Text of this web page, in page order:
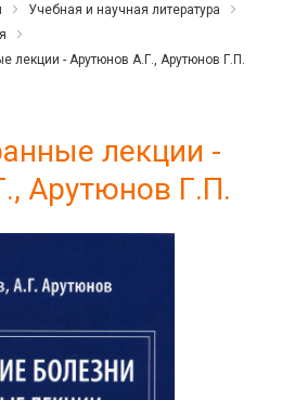
Учебная и научная литература
лекции - Арутюнов А.Г., Арутюнов Г.П.
лекции -
Арутюнов Г.П.